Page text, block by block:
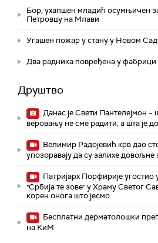
Бор, ухапшен младић осумњичен
Петровцу на Млави
Угашен пожар у стану у Новом
Два радника повређена у
Друштво
Данас је Свети Пантелејмон –
веровању не сме радити, а шта је
Велимир Радојевић крв дао
упозоравају да су залихе довољне
Патријарх Порфирије угостио
"Србија те зове" у Храму Светог
корен онога што јесмо
Бесплатни дерматолошки
на КиМ